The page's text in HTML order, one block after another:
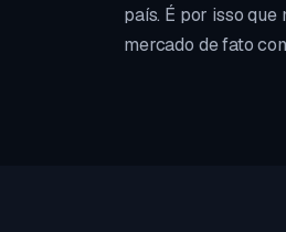
país. É por isso
mercado de fato